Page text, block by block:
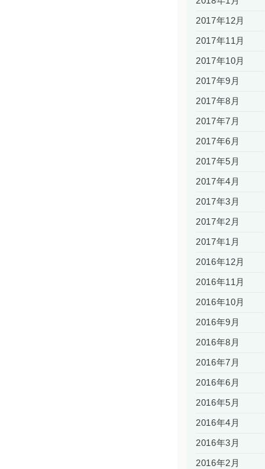
2017年12月
2017年11月
2017年10月
2017年9月
2017年8月
2017年7月
2017年6月
2017年5月
2017年4月
2017年3月
2017年2月
2017年1月
2016年12月
2016年11月
2016年10月
2016年9月
2016年8月
2016年7月
2016年6月
2016年5月
2016年4月
2016年3月
2016年2月